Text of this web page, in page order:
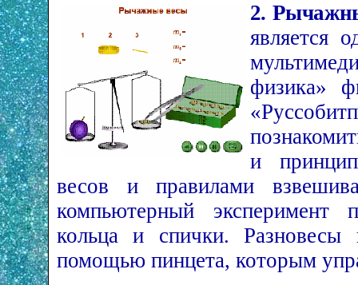
2.
является
физика»
и
весов и правилами
компьютерный эксперимент
кольца и спички.
помощью пинцета, которым